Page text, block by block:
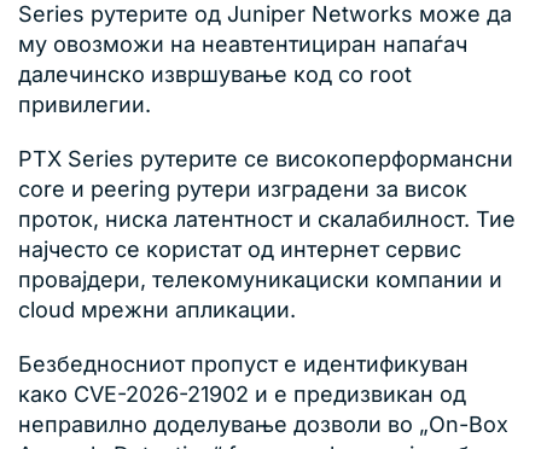
Series рутерите од Juniper Networks може да
му овозможи на неавтентициран напаѓач
далечинско извршување код со root
привилегии.
PTX Series рутерите се високоперформансни
core и peering рутери изградени за висок
проток, ниска латентност и скалабилност. Тие
најчесто се користат од интернет сервис
провајдери, телекомуникациски компании и
cloud мрежни апликации.
Безбедносниот пропуст е идентификуван
како CVE-2026-21902 и е предизвикан од
неправилно доделување дозволи во „On-Box